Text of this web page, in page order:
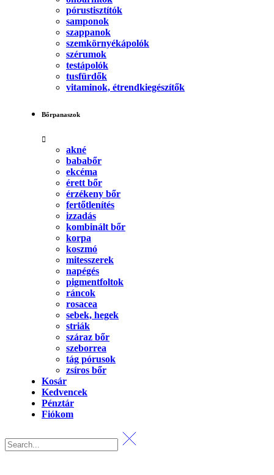
pórustisztítók
samponok
szappanok
szemkörnyékápolók
szérumok
testápolók
tusfürdők
vitaminok, étrendkiegészítők
Bőrpanaszok
akné
bababőr
ekcéma
érett bőr
érzékeny bőr
fertőtlenítés
izzadás
kombinált bőr
korpa
koszmó
mitesszerek
napégés
pigmentfoltok
ráncok
rosacea
sebek, hegek
striák
száraz bőr
szeborrea
tág pórusok
zsíros bőr
Kosár
Kedvencek
Pénztár
Fiókom